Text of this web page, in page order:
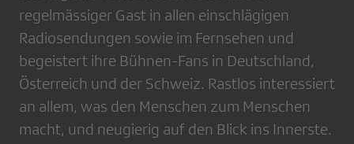
regelmässiger Gast in allen einschlägigen
Radiosendungen sowie im Fernsehen und
begeistert ihre Bühnen-Fans in Deutschland,
Österreich und der Schweiz. Rastlos interessiert
an allem, was den Menschen zum Menschen
macht, und neugierig auf den Blick ins Innerste.